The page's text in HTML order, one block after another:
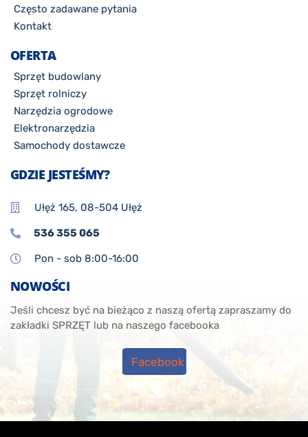
Często zadawane pytania
Kontakt
OFERTA
Sprzęt budowlany
Sprzęt rolniczy
Narzędzia ogrodowe
Elektronarzędzia
Samochody dostawcze
GDZIE JESTEŚMY?
Ułęż 165, 08-504 Ułęż
536 355 065
Pon - sob 8:00-16:00
NOWOŚCI
Jeśli chcesz być na bieżąco z naszą ofertą zapraszamy do
zakładki SPRZĘT lub na naszego facebooka
Facebook